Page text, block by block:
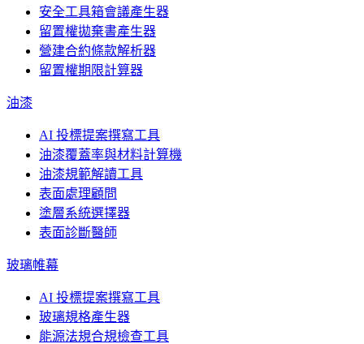
安全工具箱會議產生器
留置權拋棄書產生器
營建合約條款解析器
留置權期限計算器
油漆
AI 投標提案撰寫工具
油漆覆蓋率與材料計算機
油漆規範解讀工具
表面處理顧問
塗層系統選擇器
表面診斷醫師
玻璃帷幕
AI 投標提案撰寫工具
玻璃規格產生器
能源法規合規檢查工具